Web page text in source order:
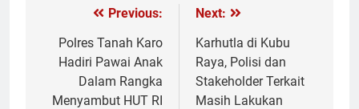
Navigasi
pos
Previous:
Polres Tanah Karo
Hadiri Pawai Anak
Dalam Rangka
Menyambut HUT RI
Next:
Karhutla di Kubu
Raya, Polisi dan
Stakeholder Terkait
Masih Lakukan